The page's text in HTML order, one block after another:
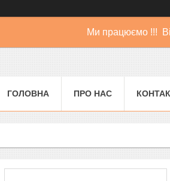
Ми працюємо !!!
ГОЛОВНА ПРО НАС